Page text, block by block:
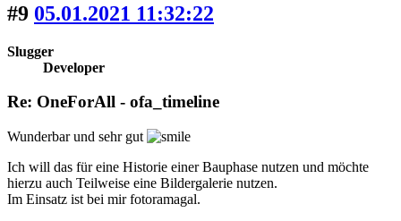
#9 05.01.2021 11:32:22
Slugger
Developer
Re: OneForAll - ofa_timeline
Wunderbar und sehr gut
Ich will das für eine Historie einer Bauphase nutzen und möchte
hierzu auch Teilweise eine Bildergalerie nutzen.
Im Einsatz ist bei mir fotoramagal.